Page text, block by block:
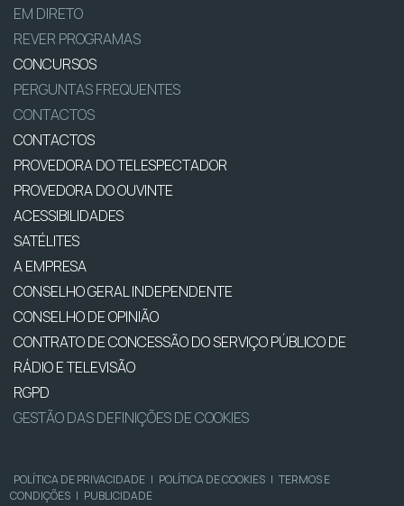
EM DIRETO
REVER PROGRAMAS
CONCURSOS
PERGUNTAS FREQUENTES
CONTACTOS
CONTACTOS
PROVEDORA DO TELESPECTADOR
PROVEDORA DO OUVINTE
ACESSIBILIDADES
SATÉLITES
A EMPRESA
CONSELHO GERAL INDEPENDENTE
CONSELHO DE OPINIÃO
CONTRATO DE CONCESSÃO DO SERVIÇO PÚBLICO DE
RÁDIO E TELEVISÃO
RGPD
GESTÃO DAS DEFINIÇÕES DE COOKIES
POLÍTICA DE PRIVACIDADE | POLÍTICA DE COOKIES | TERMOS E
CONDIÇÕES | PUBLICIDADE